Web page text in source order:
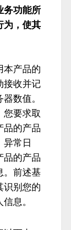
务功能所
为，使其
本产品的
接收并记
数值。
您要求取
品的产品
异常日
品的产品
。前述基
识别您的
息。